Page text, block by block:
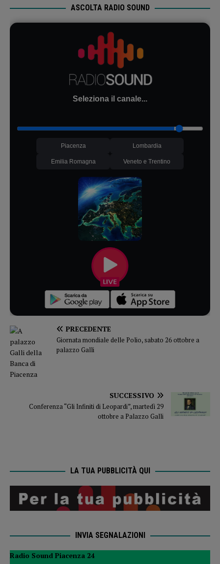
ASCOLTA RADIO SOUND
Seleziona il canale...
Piacenza Lombardia
Emilia Romagna Veneto e Trentino
PRECEDENTE
Giornata mondiale delle Polio, sabato 26 ottobre a
palazzo Galli
SUCCESSIVO
Conferenza “Gli Infiniti di Leopardi”, martedì 29
ottobre a Palazzo Galli
LA TUA PUBBLICITÀ QUI
INVIA SEGNALAZIONI
Radio Sound Piacenza 24